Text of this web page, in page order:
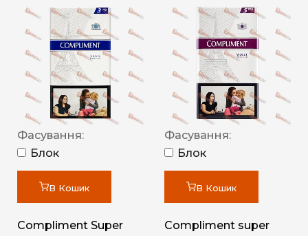
Фасування:
Блок
В Кошик
Compliment Super
Фасування:
Блок
В Кошик
Compliment super